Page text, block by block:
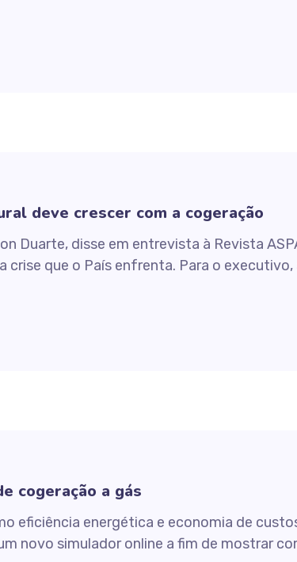
deve crescer com a cogeração
Duarte, disse em entrevista à Revista
que o País enfrenta. Para o
cogeração a gás
eficiência energética e economia de
novo simulador online a fim de mostrar